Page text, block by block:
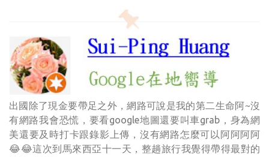
出國除了現金要帶足之外，網路可說是我的第二生命阿~沒
有網路我會恐慌，要看google地圖還要叫車grab，身為網
美還要及時打卡跟錄影上傳，沒有網路怎麼可以阿阿阿阿
😂😂這次到馬來西亞十一天，整趟旅行我覺得帶得最對的